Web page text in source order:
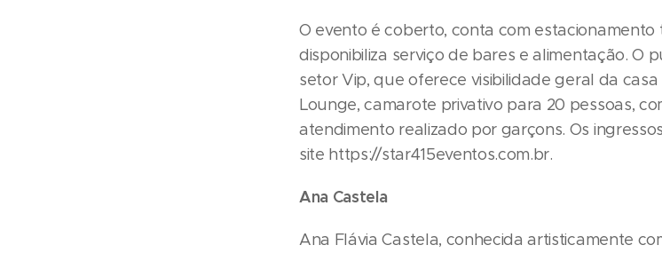
O evento é coberto, conta com estacionamento
disponibiliza serviço de bares e alimentação. O
setor Vip, que oferece visibilidade geral da
Lounge, camarote privativo para 20 pessoas,
atendimento realizado por garçons. Os
site https://star415eventos.com.br.
Ana Castela
Ana Flávia Castela, conhecida artisticamente